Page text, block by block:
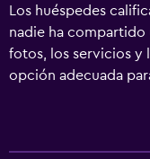
Los huéspedes
nadie ha compartido
fotos, los servicios y
opción adecuada